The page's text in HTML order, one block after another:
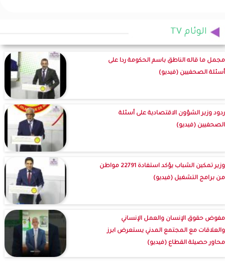
الوئام TV
مجمل ما قاله الناطق باسم الحكومة ردا على
أسئلة الصحفيين (فيديو)
ردود وزير الشؤون الاقتصادية على أسئلة
الصحفيين (فيديو)
وزير تمكين الشباب يؤكد استفادة 22791 مواطن
من برامج التشغيل (فيديو)
مفوض حقوق الإنسان والعمل الإنساني
والعلاقات مع المجتمع المدني يستعرض ابرز
محاور حصيلة القطاع (فيديو)